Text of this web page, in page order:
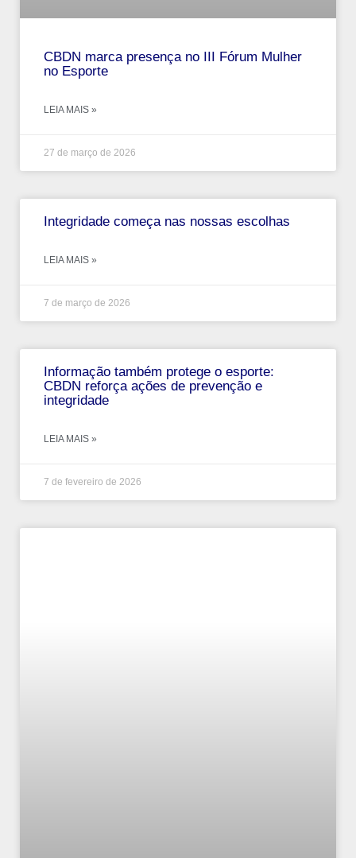
CBDN marca presença no III Fórum Mulher
no Esporte
LEIA MAIS »
27 de março de 2026
Integridade começa nas nossas escolhas
LEIA MAIS »
7 de março de 2026
Informação também protege o esporte:
CBDN reforça ações de prevenção e
integridade
LEIA MAIS »
7 de fevereiro de 2026